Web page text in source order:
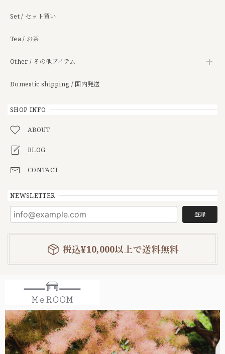
Set / セット買い
Tea / お茶
Other / その他アイテム
Domestic shipping / 国内発送
SHOP INFO
ABOUT
BLOG
CONTACT
NEWSLETTER
登録
税込¥10,000以上で送料無料